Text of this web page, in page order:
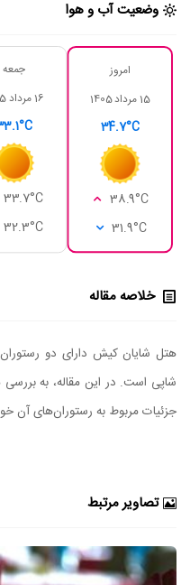
وضعیت آب و هوا
امروز
15 مرداد 1405
34.7°C
38.9°C
31.9°C
جمعه
16 مرداد 1405
33.7°C
32.3°C
خلاصه مقاله
هتل شایان کیش دارای دو
شاپی است. در این مقاله، به
جزئیات مربوط به رستوران‌های آن
تصاویر مرتبط